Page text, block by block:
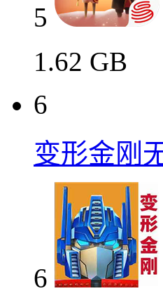
5
1.62 GB
6
变形金刚
6